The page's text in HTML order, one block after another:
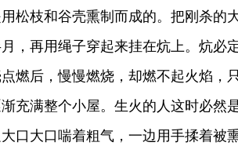
枝和谷壳熏制而成的。把刚杀的
，再用绳子穿起来挂在炕上。炕必
燃后，慢慢燃烧，却燃不起火焰，
充满整个小屋。生火的人这时必然
口大口喘着粗气，一边用手揉着被